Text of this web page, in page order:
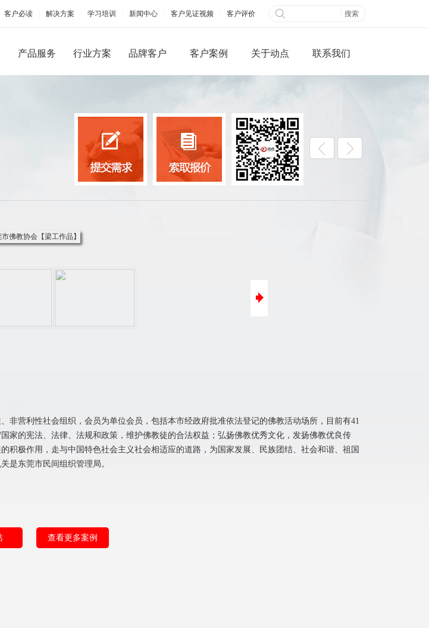
客户必读 解决方案 学习培训 新闻中心 客户见证视频 客户评价
产品服务 行业方案 品牌客户 客户案例 关于动点 联系我们
非营利性社会组织，会员为单位会员，包括本市经政府批准依法登记的佛教活动场所，目前有41
家的宪法、法律、法规和政策，维护佛教徒的合法权益；弘扬佛教优秀文化，发扬佛教优良传
极作用，走与中国特色社会主义社会相适应的道路，为国家发展、民族团结、社会和谐、祖国
是东莞市民间组织管理局。
查看更多案例